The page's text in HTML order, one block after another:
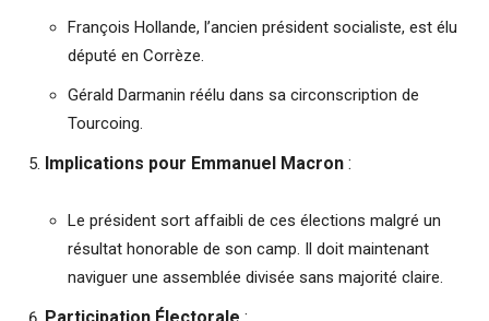
François Hollande, l’ancien président socialiste, est élu
député en Corrèze.
Gérald Darmanin réélu dans sa circonscription de
Tourcoing.
Implications pour Emmanuel Macron :
Le président sort affaibli de ces élections malgré un
résultat honorable de son camp. Il doit maintenant
naviguer une assemblée divisée sans majorité claire.